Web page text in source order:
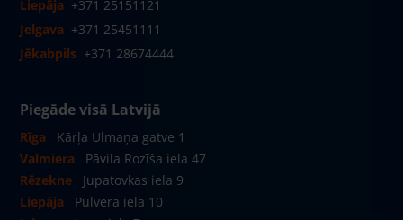
Liepāja +371 25151121
Jelgava +371 25451111
Jēkabpils +371 28674444
Piegāde visā Latvijā
Rīga
Kārļa Ulmaņa gatve 1
Valmiera
Pāvila Rozīša iela 47
Rēzekne
Jupatovkas iela 9
Liepāja
Pulvera iela 10